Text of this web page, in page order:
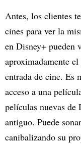
Antes, los clientes
cines para ver la
en Disney+ pueden
aproximadamente
entrada de cine. Es
acceso a una
películas nuevas de
antiguo. Puede
canibalizando su